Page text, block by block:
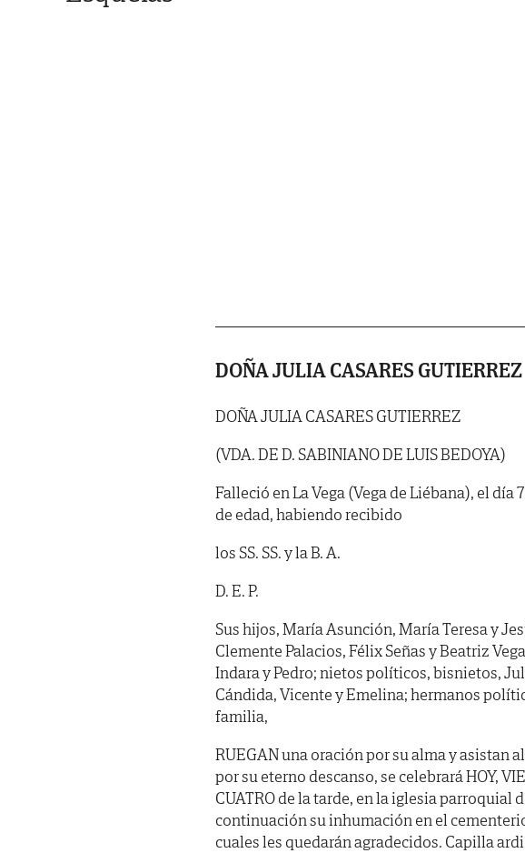
DOÑA JULIA CASARES GUTIERREZ
DOÑA JULIA CASARES GUTIERREZ
(VDA. DE D. SABINIANO DE LUIS BEDOYA)
Falleció en La Vega (Vega de Liébana), el día
de edad, habiendo recibido
los SS. SS. y la B. A.
D. E. P.
Sus hijos, María Asunción, María Teresa y
Clemente Palacios, Félix Señas y Beatriz
Indara y Pedro; nietos políticos, bisnietos,
Cándida, Vicente y Emelina; hermanos
familia,
RUEGAN una oración por su alma y asistan
por su eterno descanso, se celebrará HOY,
CUATRO de la tarde, en la iglesia parroquial
continuación su inhumación en el
cuales les quedarán agradecidos. Capilla